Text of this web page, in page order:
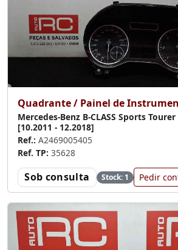
Quadrante / Painel de
Mercedes-Benz B-CLASS Sports Tourer
[10.2011 - 12.2018]
Ref.: A2469005405
Ref. TP: 35628
Sob consulta Stock: 1 Pedir